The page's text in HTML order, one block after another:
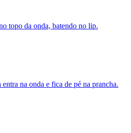
topo da onda, batendo no lip.
na onda e fica de pé na prancha.